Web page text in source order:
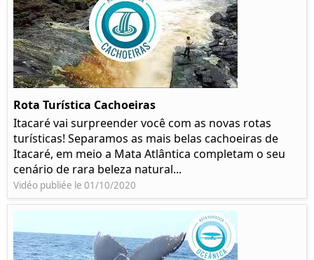
Rota Turística Cachoeiras
Itacaré vai surpreender você com as novas rotas
turísticas! Separamos as mais belas cachoeiras de
Itacaré, em meio a Mata Atlântica completam o seu
cenário de rara beleza natural...
Vidéo publiée le 01/10/2020